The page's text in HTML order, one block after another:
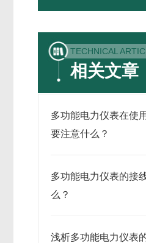
TECHNICAL
相关文章
多功能电力仪表在使
要注意什么？
多功能电力仪表的接
么？
浅析多功能电力仪表